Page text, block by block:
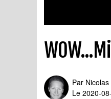
Par
Le 2020-